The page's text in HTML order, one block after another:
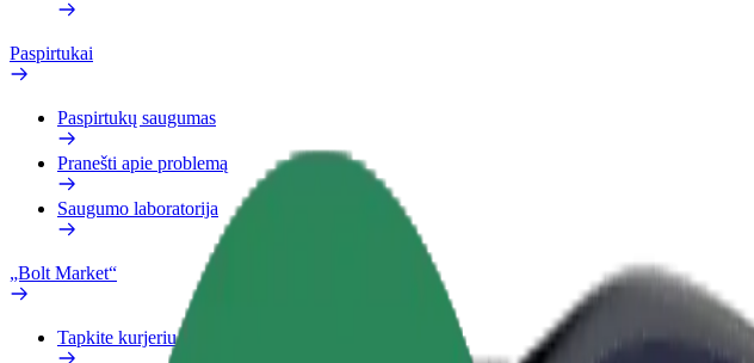
Paspirtukai
Paspirtukų saugumas
Pranešti apie problemą
Saugumo laboratorija
„Bolt Market“
Tapkite kurjeriu (-e)